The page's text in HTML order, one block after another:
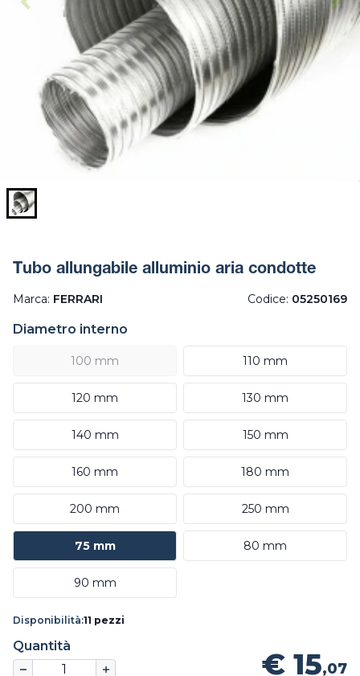
Tubo allungabile alluminio aria condotte
Marca: FERRARI Codice: 05250169
Diametro interno
100 mm 110 mm
120 mm 130 mm
140 mm 150 mm
160 mm 180 mm
200 mm 250 mm
75 mm 80 mm
90 mm
Disponibilità:11 pezzi
Quantità
€ 15,07